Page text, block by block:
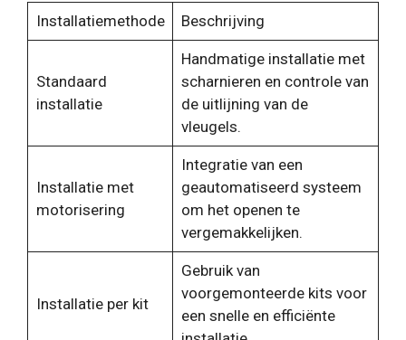
Installatiemethode Beschrijving
Standaard
installatie
Handmatige installatie met
scharnieren en controle van
de uitlijning van de
vleugels.
Installatie met
motorisering
Integratie van een
geautomatiseerd systeem
om het openen te
vergemakkelijken.
Installatie per kit
Gebruik van
voorgemonteerde kits voor
een snelle en efficiënte